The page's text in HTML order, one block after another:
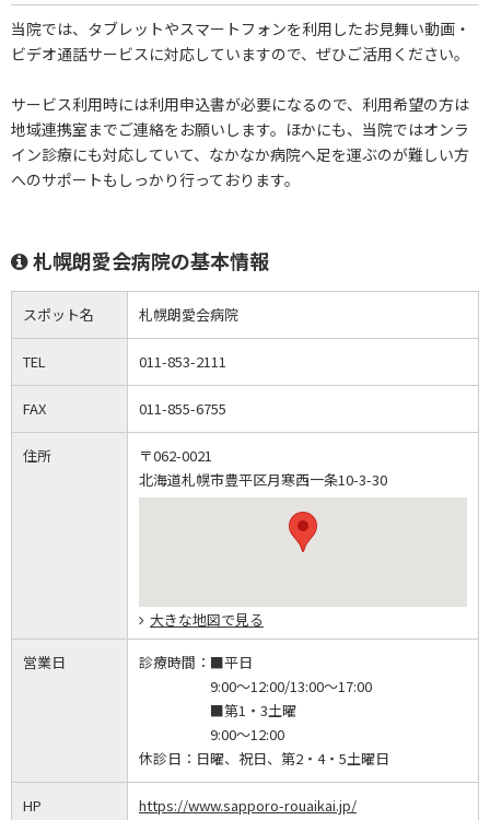
当院では、タブレットやスマートフォンを利用したお見舞い動画・
ビデオ通話サービスに対応していますので、ぜひご活用ください。
サービス利用時には利用申込書が必要になるので、利用希望の方は
地域連携室までご連絡をお願いします。ほかにも、当院ではオンラ
イン診療にも対応していて、なかなか病院へ足を運ぶのが難しい方
へのサポートもしっかり行っております。
札幌朗愛会病院の基本情報
スポット名 札幌朗愛会病院
TEL 011-853-2111
FAX 011-855-6755
住所
〒062-0021
北海道札幌市豊平区月寒西一条10-3-30
大きな地図で見る
営業日 診療時間： ■平日
9:00～12:00/13:00～17:00
■第1・3土曜
9:00～12:00
休診日： 日曜、祝日、第2・4・5土曜日
HP https://www.sapporo-rouaikai.jp/